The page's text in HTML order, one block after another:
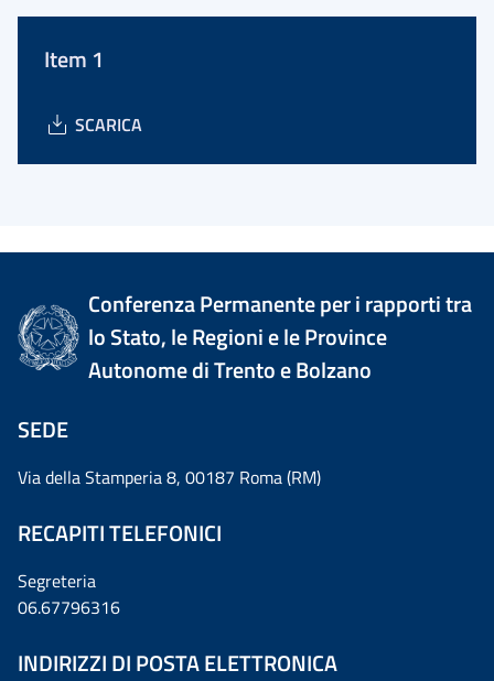
Item 1
SCARICA
Conferenza Permanente per i rapporti tra
lo Stato, le Regioni e le Province
Autonome di Trento e Bolzano
SEDE
Via della Stamperia 8, 00187 Roma (RM)
RECAPITI TELEFONICI
Segreteria
06.67796316
INDIRIZZI DI POSTA ELETTRONICA